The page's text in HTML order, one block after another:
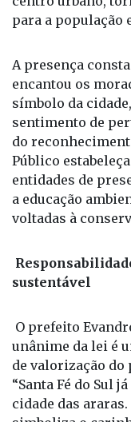
moradores. Elas
centro urbano,
A presença
encantou os
símbolo da
sentimento de
do
Público
entidades de
a educação
O prefeito
unânime da lei é
de valorização
“Santa Fé do Sul